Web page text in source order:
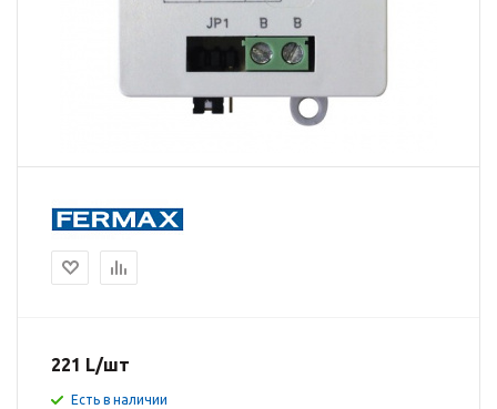
221 L/шт
Есть в наличии